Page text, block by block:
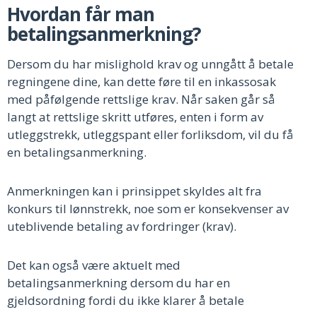
Hvordan får man
betalingsanmerkning?
Dersom du har mislighold krav og unngått å betale
regningene dine, kan dette føre til en inkassosak
med påfølgende rettslige krav. Når saken går så
langt at rettslige skritt utføres, enten i form av
utleggstrekk, utleggspant eller forliksdom, vil du få
en betalingsanmerkning.
Anmerkningen kan i prinsippet skyldes alt fra
konkurs til lønnstrekk, noe som er konsekvenser av
uteblivende betaling av fordringer (krav).
Det kan også være aktuelt med
betalingsanmerkning dersom du har en
gjeldsordning fordi du ikke klarer å betale